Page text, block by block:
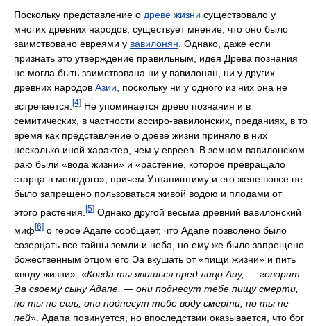
Поскольку представление о древе жизни существовало у
многих древних народов, существует мнение, что оно было
заимствовано евреями у вавилонян . Однако, даже если
признать это утверждение правильным, идея Древа познания
не могла быть заимствована ни у вавилонян, ни у других
древних народов Азии , поскольку ни у одного из них она не
встречается. [4] Не упоминается древо познания и в
семитических, в частности ассиро-вавилонских, преданиях, в то
время как представление о древе жизни приняло в них
несколько иной характер, чем у евреев. В земном вавилонском
раю были «вода жизни» и «растение, которое превращало
старца в молодого», причем Утнапиштимy и его жене вовсе не
было запрещено пользоваться живой водою и плодами от
этого растения. [5] Однако другой весьма древний вавилонский
миф [6] о герое Адапе сообщает, что Адапе позволено было
созерцать все тайны земли и неба, но ему же было запрещено
божественным отцом его Эа вкушать от «пищи жизни» и пить
«воду жизни». «Когда ты явишься пред лицо Ану, — говорит
Эа своему сыну Адапе, — они поднесут тебе пищу смерти,
но ты не ешь; они поднесут тебе воду смерти, но ты не
пей». Адапа повинуется, но впоследствии оказывается, что бог